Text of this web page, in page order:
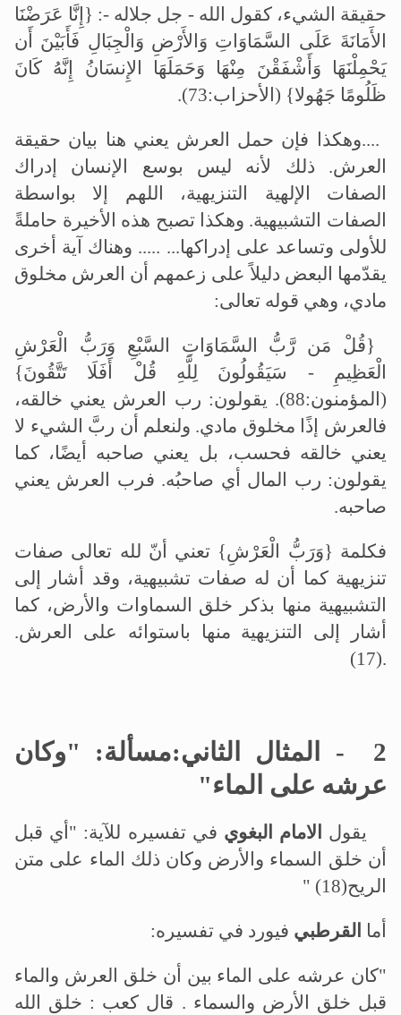
حقيقة الشيء، كقول الله - جل جلاله -: {إِنَّا عَرَضْنَا
الأَمَانَةَ عَلَى السَّمَاوَاتِ وَالأَرْضِ وَالْجِبَالِ فَأَبَيْنَ أَن
يَحْمِلْنَهَا وَأَشْفَقْنَ مِنْهَا وَحَمَلَهَا الإِنسَانُ إِنَّهُ كَانَ
ظَلُومًا جَهُولا} (الأحزاب:73)
.
....وهكذا فإن حمل العرش يعني هنا بيان حقيقة
العرش. ذلك لأنه ليس بوسع الإنسان إدراك
الصفات الإلهية التنزيهية، اللهم إلا بواسطة
الصفات التشبيهية. وهكذا تصبح هذه الأخيرة حاملةً
للأولى وتساعد على إدراكها... ..... وهناك آية أخرى
يقدّمها البعض دليلاً على زعمهم أن العرش مخلوق
مادي، وهي قوله تعالى:
{قُلْ مَن رَّبُّ السَّمَاوَاتِ السَّبْعِ وَرَبُّ الْعَرْشِ
الْعَظِيمِ - سَيَقُولُونَ لِلَّهِ قُلْ أَفَلَا تَتَّقُونَ}
(المؤمنون:88). يقولون: رب العرش يعني خالقه،
فالعرش إذًا مخلوق مادي. ولنعلم أن ربَّ الشيء لا
يعني خالقه فحسب، بل يعني صاحبه أيضًا، كما
يقولون: رب المال أي صاحبُه. فرب العرش يعني
صاحبه.
فكلمة {وَرَبُّ الْعَرْشِ} تعني أنّ لله تعالى صفات
تنزيهية كما أن له صفات تشبيهية، وقد أشار إلى
التشبيهية منها بذكر خلق السماوات والأرض، كما
أشار إلى التنزيهية منها باستوائه على العرش.
(17).
2
-
المثال الثاني:مسألة: "وكان
عرشه على الماء"
يقول الامام البغوي في تفسيره للآية: "أي قبل
أن خلق السماء والأرض وكان ذلك الماء على متن
الريح" (18)
أما القرطبي فيورد في تفسيره:
"كان عرشه على الماء بين أن خلق العرش والماء
قبل خلق الأرض والسماء . قال كعب : خلق الله